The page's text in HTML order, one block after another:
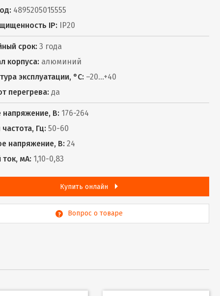
4895205015555
IP: IP20
срок: 3 года
корпуса: алюминий
эксплуатации, °С: –20...+40
перегрева: да
напряжение, В: 176-264
Гц: 50-60
напряжение, В: 24
ток, мА: 1,10-0,83
Купить онлайн
Вопрос о товаре